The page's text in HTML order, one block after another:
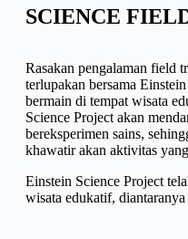
SCIENCE
Rasakan pengalaman field
terlupakan bersama
bermain di tempat wisata
Science Project akan
bereksperimen sains,
khawatir akan aktivitas
Einstein Science Project
wisata edukatif, diantaranya